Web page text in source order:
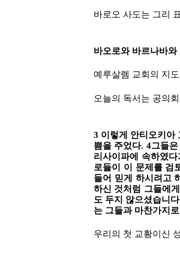
바로오 사도는 그리
바오로와 바르나바
예루살렘 교회의 지
오늘의 독서는 공의
3 이렇게 안티오키아
쁨을 주었다. 4그들
리사이파에 속하였
로들이 이 문제를 검
들어 믿게 하시려고
하신 것처럼 그들에
도 두지 않으셨습니
는 그들과 마찬가지
우리의 첫 교황이신